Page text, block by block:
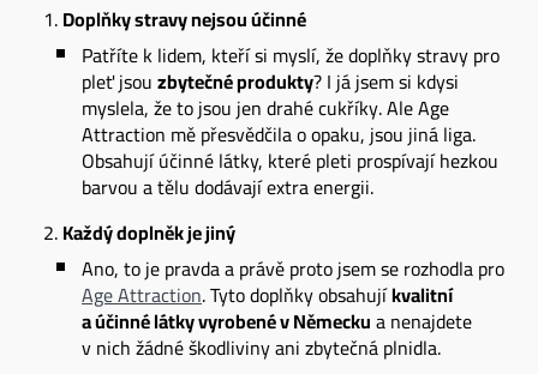
Doplňky stravy nejsou účinné
Patříte k lidem, kteří si myslí, že doplňky stravy pro
pleť jsouzbytečné produkty? I já jsem si kdysi
myslela, že to jsou jen drahé cukříky. Ale Age
Attraction mě přesvědčila o opaku, jsou jiná liga.
Obsahují účinné látky, které pleti prospívají hezkou
barvou a tělu dodávají extra energii.
Každý doplněk je jiný
Ano, to je pravda a právě proto jsem se rozhodla pro
Age Attraction. Tyto doplňky obsahujíkvalitní
a účinné látky vyrobené v Německua nenajdete
v nich žádné škodliviny ani zbytečná plnidla.